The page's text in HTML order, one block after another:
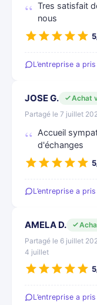
Tres satisfait
nous
L’entreprise a
JOSE G.
Achat
Partagé le 7 juillet
Accueil
d'échanges
L’entreprise a
AMELA D.
Partagé le 6 juillet
4 juillet
L’entreprise a